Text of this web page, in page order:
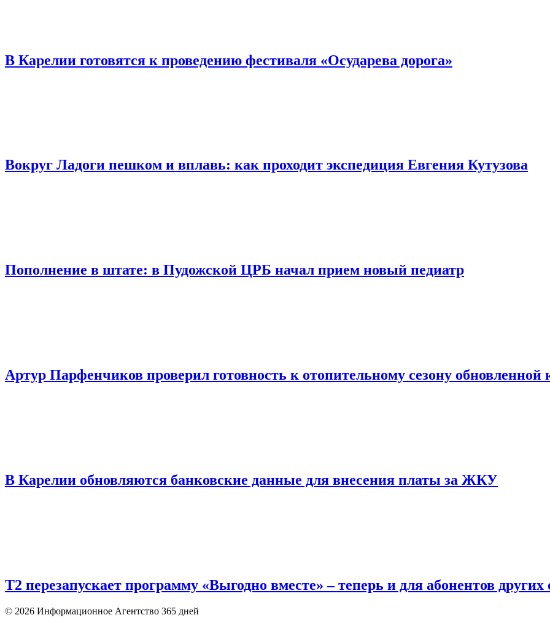
В Карелии готовятся к проведению фестиваля «Осударева дорога»
Вокруг Ладоги пешком и вплавь: как проходит экспедиция Евгения Кутузова
Пополнение в штате: в Пудожской ЦРБ начал прием новый педиатр
Артур Парфенчиков проверил готовность к отопительному сезону
В Карелии обновляются банковские данные для внесения платы за ЖКУ
Т2 перезапускает программу «Выгодно вместе» – теперь и для абонентов других
© 2026 Информационное Агентство 365 дней